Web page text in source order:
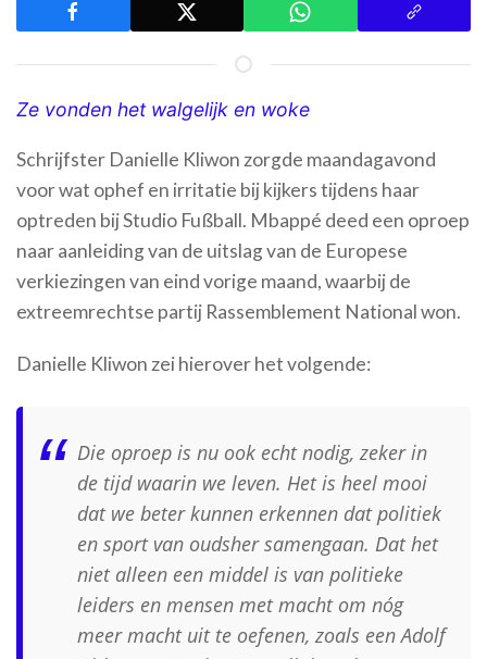
Ze vonden het walgelijk en woke
Schrijfster Danielle Kliwon zorgde maandagavond
voor wat ophef en irritatie bij kijkers tijdens haar
optreden bij Studio Fußball. Mbappé deed een oproep
naar aanleiding van de uitslag van de Europese
verkiezingen van eind vorige maand, waarbij de
extreemrechtse partij Rassemblement National won.
Danielle Kliwon zei hierover het volgende:
Die oproep is nu ook echt nodig, zeker in
de tijd waarin we leven. Het is heel mooi
dat we beter kunnen erkennen dat politiek
en sport van oudsher samengaan. Dat het
niet alleen een middel is van politieke
leiders en mensen met macht om nóg
meer macht uit te oefenen, zoals een Adolf